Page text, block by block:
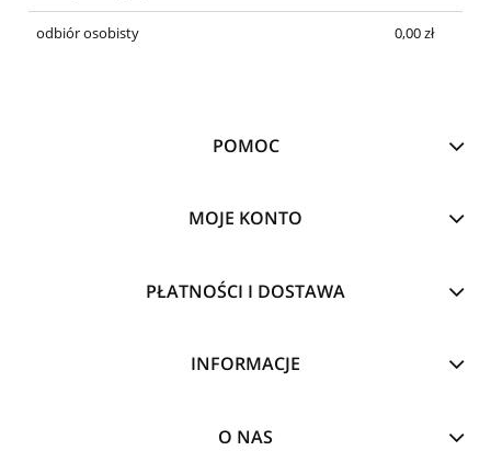
odbiór osobisty 0,00 zł
POMOC
MOJE KONTO
PŁATNOŚCI I DOSTAWA
INFORMACJE
O NAS